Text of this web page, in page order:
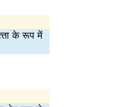
के रूप में